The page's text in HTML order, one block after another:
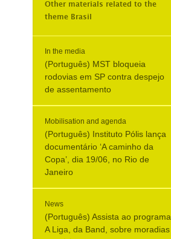
Other materials related to the
theme Brasil
In the media
(Português) MST bloqueia
rodovias em SP contra despejo
de assentamento
Mobilisation and agenda
(Português) Instituto Pólis lança
documentário ‘A caminho da
Copa’, dia 19/06, no Rio de
Janeiro
News
(Português) Assista ao programa
A Liga, da Band, sobre moradias